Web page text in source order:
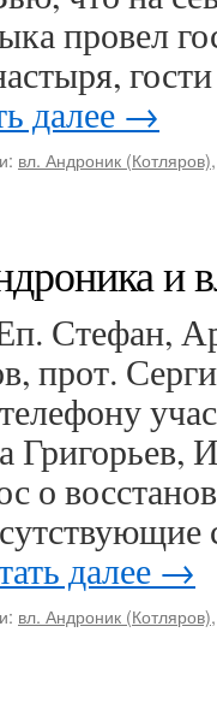
провел
далее →
вл. Андроник (Котляров)
и
Стефан,
прот.
о
далее →
вл. Андроник (Котляров)